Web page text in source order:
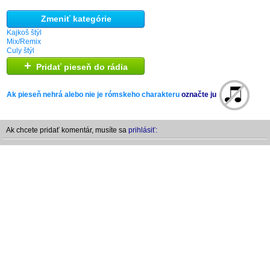
Zmeniť kategórie
Kajkoš štýl
Mix/Remix
Culy štýl
+ Pridať pieseň do rádia
Ak pieseň nehrá alebo nie je rómskeho charakteru označte ju
Ak chcete pridať komentár, musíte sa prihlásiť: